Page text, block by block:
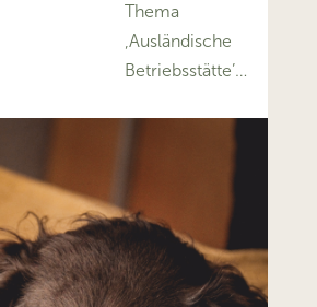
Thema
‚Ausländische
Betriebsstätte’…